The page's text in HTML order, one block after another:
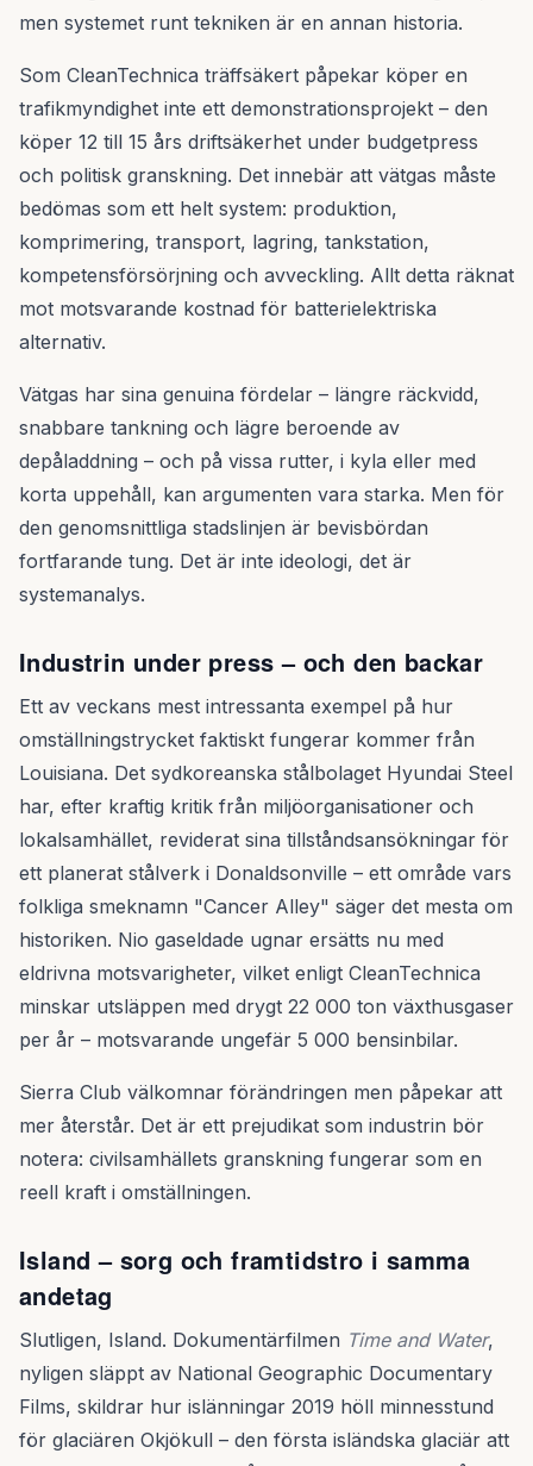
men systemet runt tekniken är en annan historia.
Som CleanTechnica träffsäkert påpekar köper en
trafikmyndighet inte ett demonstrationsprojekt – den
köper 12 till 15 års driftsäkerhet under budgetpress
och politisk granskning. Det innebär att vätgas måste
bedömas som ett helt system: produktion,
komprimering, transport, lagring, tankstation,
kompetensförsörjning och avveckling. Allt detta räknat
mot motsvarande kostnad för batterielektriska
alternativ.
Vätgas har sina genuina fördelar – längre räckvidd,
snabbare tankning och lägre beroende av
depåladdning – och på vissa rutter, i kyla eller med
korta uppehåll, kan argumenten vara starka. Men för
den genomsnittliga stadslinjen är bevisbördan
fortfarande tung. Det är inte ideologi, det är
systemanalys.
Industrin under press – och den backar
Ett av veckans mest intressanta exempel på hur
omställningstrycket faktiskt fungerar kommer från
Louisiana. Det sydkoreanska stålbolaget Hyundai Steel
har, efter kraftig kritik från miljöorganisationer och
lokalsamhället, reviderat sina tillståndsansökningar för
ett planerat stålverk i Donaldsonville – ett område vars
folkliga smeknamn "Cancer Alley" säger det mesta om
historiken. Nio gaseldade ugnar ersätts nu med
eldrivna motsvarigheter, vilket enligt CleanTechnica
minskar utsläppen med drygt 22 000 ton växthusgaser
per år – motsvarande ungefär 5 000 bensinbilar.
Sierra Club välkomnar förändringen men påpekar att
mer återstår. Det är ett prejudikat som industrin bör
notera: civilsamhällets granskning fungerar som en
reell kraft i omställningen.
Island – sorg och framtidstro i samma
andetag
Slutligen, Island. Dokumentärfilmen Time and Water,
nyligen släppt av National Geographic Documentary
Films, skildrar hur islänningar 2019 höll minnesstund
för glaciären Okjökull – den första isländska glaciär att